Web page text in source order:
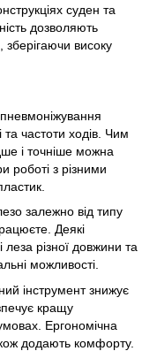
суден та
дозволяють
високу
пневмоніжування
та частоти ходів. Чим
і точніше можна
роботі з різними
залежно від типу
Деякі
різної довжини та
можливості.
інструмент знижує
кращу
Ергономічна
додають комфорту.